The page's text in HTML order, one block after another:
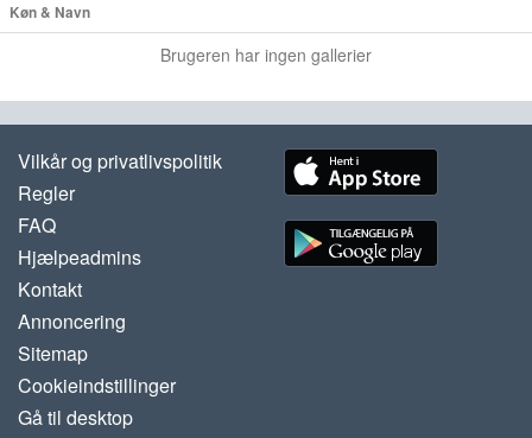
Køn & Navn
Brugeren har ingen gallerier
Vilkår og privatlivspolitik
Regler
FAQ
Hjælpeadmins
Kontakt
Annoncering
Sitemap
Cookieindstillinger
Gå til desktop